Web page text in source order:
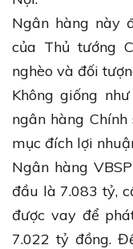
Ngân hàng này
của Thủ tướng
nghèo và đối
Không giống
ngân hàng
mục đích lợi
Ngân hàng
đầu là 7.083 tỷ,
được vay để
7.022 tỷ đồng.